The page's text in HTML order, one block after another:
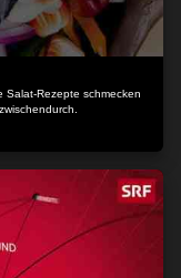
Salat-Rezepte schmecken